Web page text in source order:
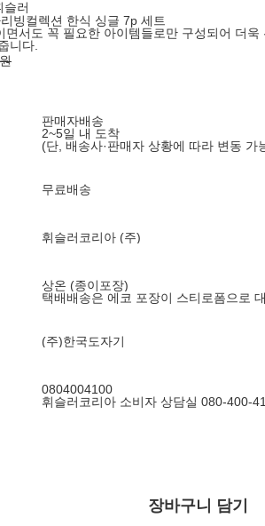
슬러
빙컬렉션 한식 싱글 7p 세트
면서도 꼭 필요한 아이템들로만 구성되어 더
니다.
원
판매자배송
2~5일 내 도착
(단, 배송사·판매자 상황에 따라 변동 가
무료배송
휘슬러코리아 (주)
상온 (종이포장)
택배배송은 에코 포장이 스티로폼으로
(주)한국도자기
0804004100
휘슬러코리아 소비자 상담실 080-400-
장바구니 담기